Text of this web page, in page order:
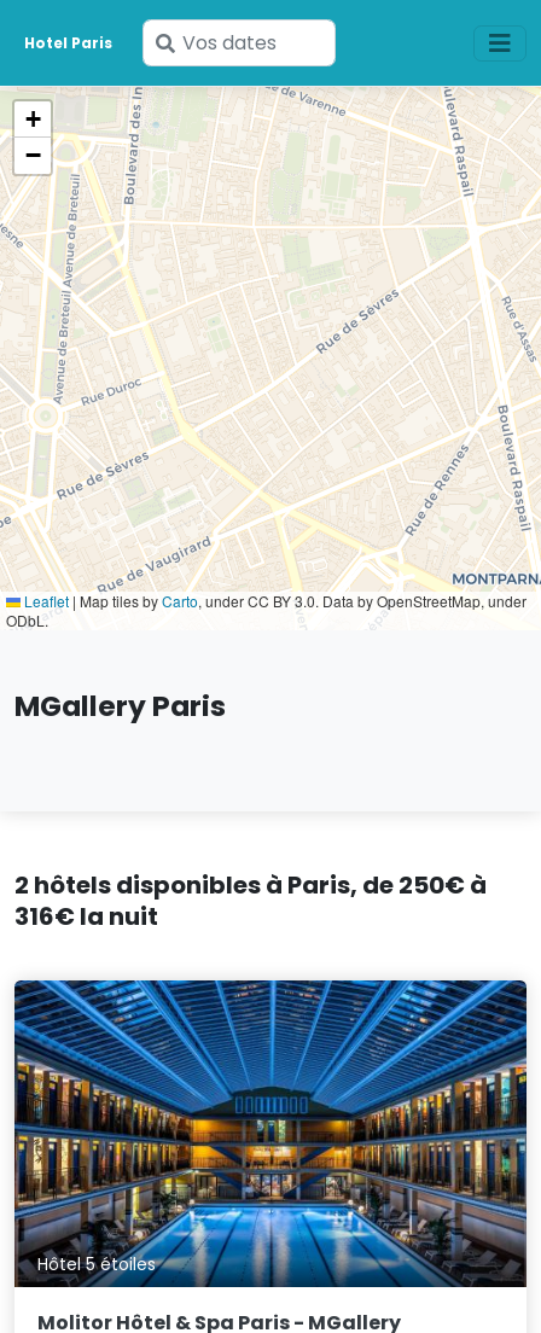
Hotel Paris
Saisissez
vos
dates
+
−
Leaflet | Map tiles byCarto, under CC BY 3.0. Data by OpenStreetMap, under
ODbL.
MGallery Paris
2 hôtels disponibles à Paris, de 250€ à
316€ la nuit
Hôtel 5 étoiles
Molitor Hôtel & Spa Paris - MGallery